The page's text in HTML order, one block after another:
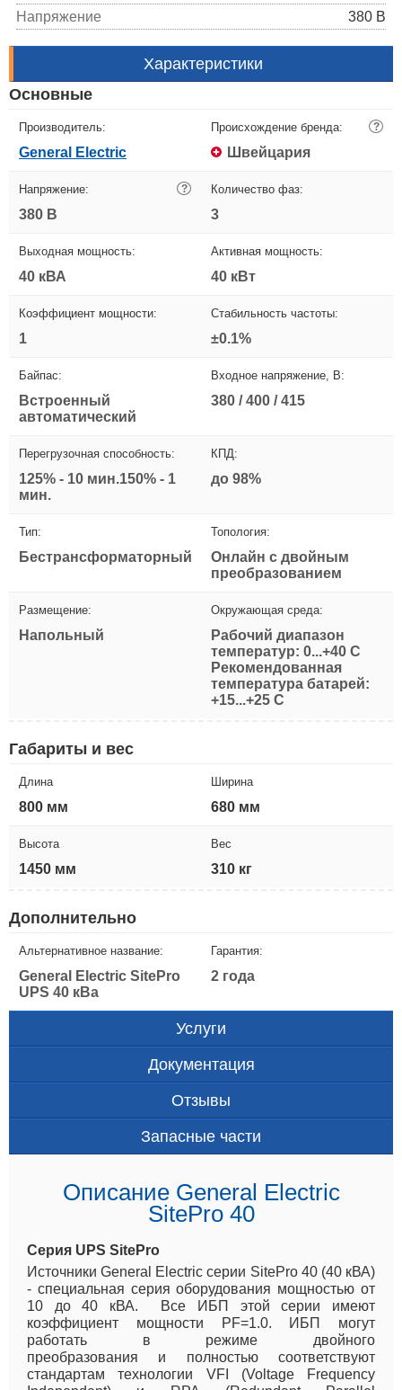
Напряжение
380 В
Характеристики
Основные
Производитель:
General Electric
Происхождение бренда: ?
Швейцария
Напряжение: ?
380 В
Количество фаз:
3
Выходная мощность:
40 кВА
Активная мощность:
40 кВт
Коэффициент мощности:
1
Стабильность частоты:
±0.1%
Байпас:
Встроенный
автоматический
Входное напряжение, В:
380 / 400 / 415
Перегрузочная способность:
125% - 10 мин.150% - 1
мин.
КПД:
до 98%
Тип:
Бестрансформаторный
Топология:
Онлайн с двойным
преобразованием
Размещение:
Напольный
Окружающая среда:
Рабочий диапазон
температур: 0...+40 С
Рекомендованная
температура батарей:
+15...+25 С
Габариты и вес
Длина
800 мм
Ширина
680 мм
Высота
1450 мм
Вес
310 кг
Дополнительно
Альтернативное название:
General Electric SitePro
UPS 40 кВа
Гарантия:
2 года
Услуги
Документация
Отзывы
Запасные части
Описание General Electric
SitePro 40
Серия UPS SitePro
Источники General Electric серии SitePro 40 (40 кВА)
- специальная серия оборудования мощностью от
10 до 40 кВА. Все ИБП этой серии имеют
коэффициент мощности PF=1.0. ИБП могут
работать в режиме двойного
преобразования и полностью соответствуют
стандартам технологии VFI (Voltage Frequency